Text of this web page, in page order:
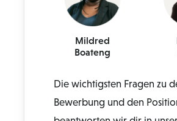
Mildred
Boateng
Die wichtigsten Fragen zu
Bewerbung und den